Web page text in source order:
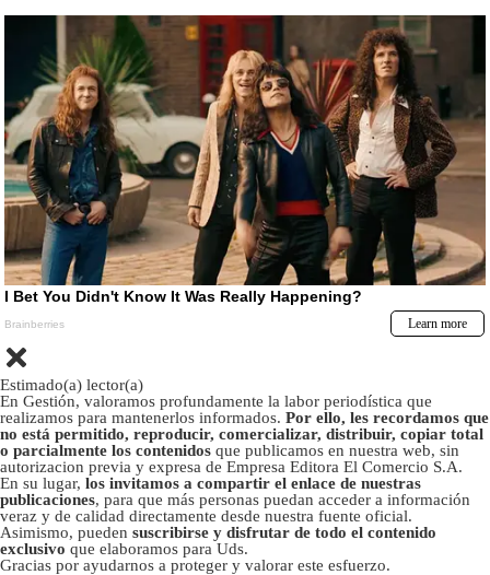
Estimado(a) lector(a)
En Gestión, valoramos profundamente la labor periodística que
realizamos para mantenerlos informados. Por ello, les recordamos que
no está permitido, reproducir, comercializar, distribuir, copiar total
o parcialmente los contenidos que publicamos en nuestra web, sin
autorizacion previa y expresa de Empresa Editora El Comercio S.A.
En su lugar, los invitamos a compartir el enlace de nuestras
publicaciones, para que más personas puedan acceder a información
veraz y de calidad directamente desde nuestra fuente oficial.
Asimismo, pueden suscribirse y disfrutar de todo el contenido
exclusivo que elaboramos para Uds.
Gracias por ayudarnos a proteger y valorar este esfuerzo.